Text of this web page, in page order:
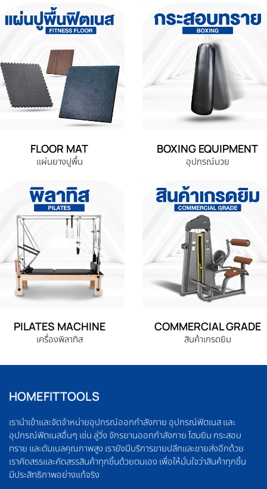
FLOOR MAT
แผ่นยางปูพื้น
BOXING EQUIPMENT
อุปกรณ์มวย
PILATES MACHINE
เครื่องพิลาทิส
COMMERCIAL GRADE
สินค้าเกรดยิม
HOMEFITTOOLS
เรานำเข้าและจัดจำหน่ายอุปกรณ์ออกกำลังกาย อุปกรณ์ฟิตเนส และ
อุปกรณ์ฟิตเนสอื่นๆ เช่น ลู่วิ่ง จักรยานออกกำลังกาย โฮมยิม กระสอบ
ทราย และดัมเบลคุณภาพสูง เรายังมีบริการขายปลีกและขายส่งอีกด้วย
เราคัดสรรและคัดสรรสินค้าทุกชิ้นด้วยตนเอง เพื่อให้มั่นใจว่าสินค้าทุกชิ้น
มีประสิทธิภาพอย่างแท้จริง